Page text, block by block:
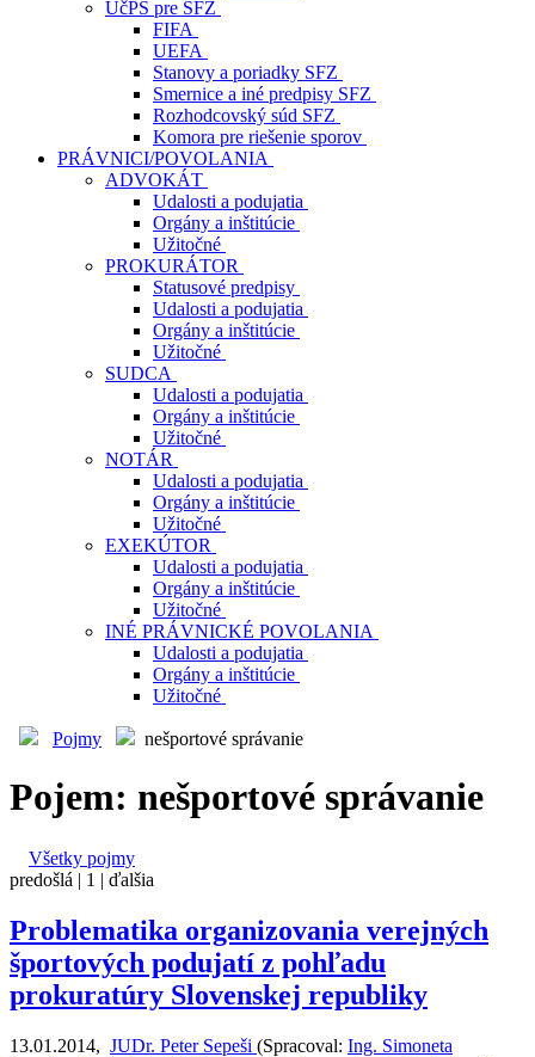
UčPS pre SFZ
FIFA
UEFA
Stanovy a poriadky SFZ
Smernice a iné predpisy SFZ
Rozhodcovský súd SFZ
Komora pre riešenie sporov
PRÁVNICI/POVOLANIA
ADVOKÁT
Udalosti a podujatia
Orgány a inštitúcie
Užitočné
PROKURÁTOR
Statusové predpisy
Udalosti a podujatia
Orgány a inštitúcie
Užitočné
SUDCA
Udalosti a podujatia
Orgány a inštitúcie
Užitočné
NOTÁR
Udalosti a podujatia
Orgány a inštitúcie
Užitočné
EXEKÚTOR
Udalosti a podujatia
Orgány a inštitúcie
Užitočné
INÉ PRÁVNICKÉ POVOLANIA
Udalosti a podujatia
Orgány a inštitúcie
Užitočné
Pojmy nešportové správanie
Pojem: nešportové správanie
Všetky pojmy
predošlá | 1 | ďalšia
Problematika organizovania verejných
športových podujatí z pohľadu
prokuratúry Slovenskej republiky
13.01.2014, JUDr. Peter Sepeši (Spracoval: Ing. Simoneta